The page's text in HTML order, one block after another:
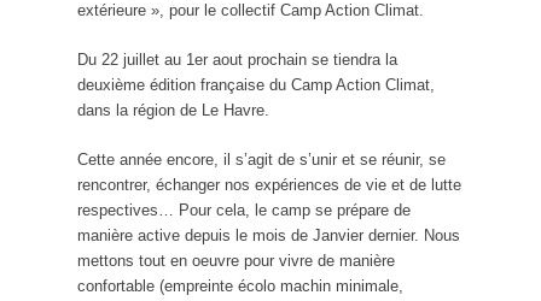
extérieure », pour le collectif Camp Action Climat.
Du 22 juillet au 1er aout prochain se tiendra la
deuxième édition française du Camp Action Climat,
dans la région de Le Havre.
Cette année encore, il s’agit de s’unir et se réunir, se
rencontrer, échanger nos expériences de vie et de lutte
respectives… Pour cela, le camp se prépare de
manière active depuis le mois de Janvier dernier. Nous
mettons tout en oeuvre pour vivre de manière
confortable (empreinte écolo machin minimale,